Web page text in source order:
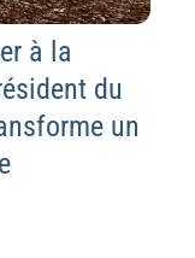
à la
du
un